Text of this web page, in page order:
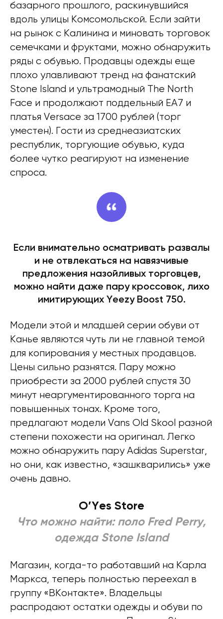
базарного прошлого, раскинувшийся
вдоль улицы Комсомольской. Если зайти
на рынок с Калинина и миновать торговок
семечками и фруктами, можно обнаружить
ряды с обувью. Продавцы одежды еще
плохо улавливают тренд на фанатский
Stone Island и ультрамодный The North
Face и продолжают поддельный EA7 и
платья Versace за 1700 рублей (торг
уместен). Гости из среднеазиатских
республик, торгующие обувью, куда
более чутко реагируют на изменение
спроса.
Если внимательно осматривать развалы
и не отвлекаться на навязчивые
предложения назойливых торговцев,
можно найти даже пару кроссовок, лихо
имитирующих Yeezy Boost 750.
Модели этой и младшей серии обуви от
Канье являются чуть ли не главной темой
для копирования у местных продавцов.
Цены сильно разнятся. Пару можно
приобрести за 2000 рублей спустя 30
минут неаргументированного торга на
повышенных тонах. Кроме того,
предлагают модели Vans Old Skool разной
степени похожести на оригинал. Легко
можно обнаружить пару Adidas Superstar,
но они, как известно, «зашкварились» уже
очень давно.
O’Yes Store
Что можно найти: поло Fred Perry,
одежда Stone Island
Магазин, когда-то работавший на Карла
Маркса, теперь полностью переехал в
группу «ВКонтакте». Владельцы
распродают остатки одежды и обуви по